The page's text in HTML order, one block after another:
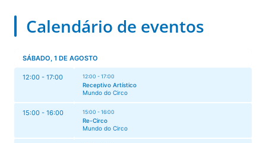
Calendário de eventos
SÁBADO, 1 DE AGOSTO
12:00 - 17:00 12:00 - 17:00
Receptivo Artístico
Mundo do Circo
15:00 - 16:00 15:00 - 16:00
Re-Circo
Mundo do Circo